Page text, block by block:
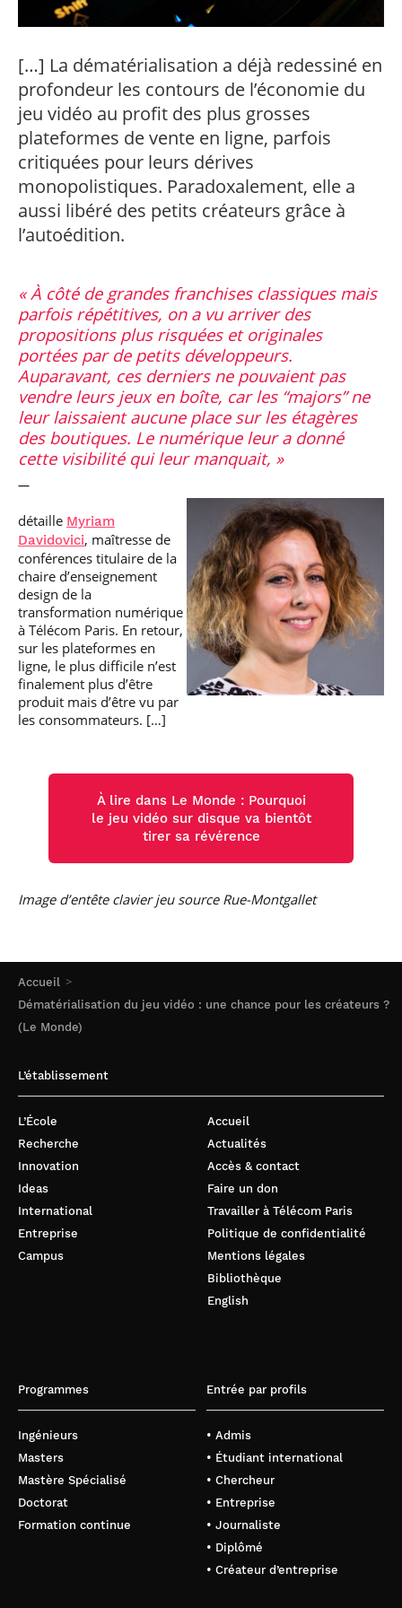
S’engager à Télécom
Paris
responsable : nos
Parcours Numérique
Enquête 1er emploi
Corps des Mines
donnant accès aux
Corps techniques de
l’État
Artificielle en
alternance
Expert
cybersécurité des
réseaux et des
systèmes
d’information
Intelligence
Artificielle – Expert
Data & MLops
Intelligence
Artificielle
faire ?
Vous êtes admis,
arrivée
Financement
Entreprises &
solutions Mastère
Spécialisé
Événements des
formations de
Mastère Spécialisé
professionnel
• Journaliste
• Diplômé
• Créateur d’entreprise
Accueil
Dématérialisation du jeu vidéo : une chance pour les créateurs ?
(Le Monde)
[…] La dématérialisation a déjà redessiné en
profondeur les contours de l’économie du
jeu vidéo au profit des plus grosses
plateformes de vente en ligne, parfois
critiquées pour leurs dérives
monopolistiques. Paradoxalement, elle a
aussi libéré des petits créateurs grâce à
l’autoédition.
À côté de grandes franchises classiques mais
parfois répétitives, on a vu arriver des
propositions plus risquées et originales
portées par de petits développeurs.
Auparavant, ces derniers ne pouvaient pas
vendre leurs jeux en boîte, car les “majors” ne
leur laissaient aucune place sur les étagères
des boutiques. Le numérique leur a donné
cette visibilité qui leur manquait,
détaille Myriam
Davidovici, maîtresse de
conférences titulaire de la
chaire d’enseignement
design de la
transformation numérique
à Télécom Paris. En retour,
sur les plateformes en
ligne, le plus difficile n’est
finalement plus d’être
produit mais d’être vu par
les consommateurs. […]
À lire dans Le Monde : Pourquoi
le jeu vidéo sur disque va bientôt
tirer sa révérence
Image d’entête clavier jeu source Rue-Montgallet
L’établissement
L’École
Recherche
Innovation
Ideas
International
Entreprise
Campus
Accueil
Actualités
Accès & contact
Faire un don
Travailler à Télécom Paris
Politique de confidentialité
Mentions légales
Bibliothèque
English
Programmes
Ingénieurs
Masters
Mastère Spécialisé
Doctorat
Formation continue
Entrée par profils
• Admis
• Étudiant international
• Chercheur
• Entreprise
• Journaliste
• Diplômé
• Créateur d’entreprise